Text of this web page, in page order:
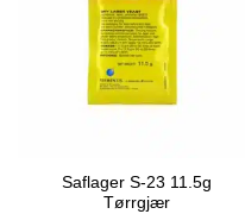
Saflager S-23 11.5g
Tørrgjær